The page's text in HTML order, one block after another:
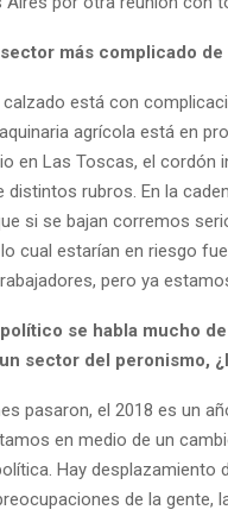
más complicado
calzado está con
agrícola está en
en Las Toscas, el cordón
distintos rubros. En la
si se bajan corremos
cual estarían en riesgo
pero ya
político se habla mucho
sector del peronismo,
pasaron, el 2018 es un
en medio de un
Hay
de la gente,